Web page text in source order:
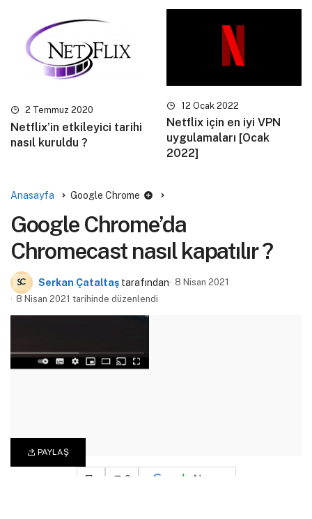
PAYLAŞ
2 Temmuz 2020
Netflix’in etkileyici tarihi
nasıl kuruldu ?
12 Ocak 2022
Netflix için en iyi VPN
uygulamaları [Ocak
2022]
Anasayfa Google Chrome
Google Chrome’da
Chromecast nasıl kapatılır ?
Serkan Çataltaş tarafından 8 Nisan 2021
8 Nisan 2021 tarihinde düzenlendi
0